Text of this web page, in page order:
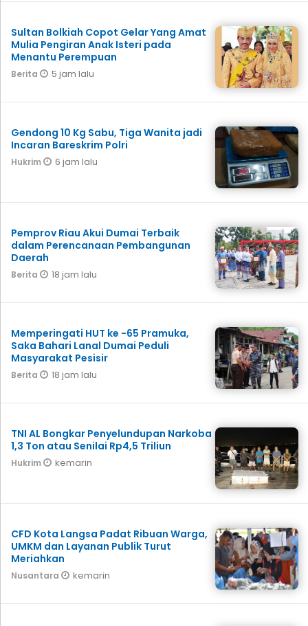
Sultan Bolkiah Copot Gelar Yang Amat
Mulia Pengiran Anak Isteri pada
Menantu Perempuan
Berita 5 jam lalu
Gendong 10 Kg Sabu, Tiga Wanita jadi
Incaran Bareskrim Polri
Hukrim 6 jam lalu
Pemprov Riau Akui Dumai Terbaik
dalam Perencanaan Pembangunan
Daerah
Berita 18 jam lalu
Memperingati HUT ke -65 Pramuka,
Saka Bahari Lanal Dumai Peduli
Masyarakat Pesisir
Berita 18 jam lalu
TNI AL Bongkar Penyelundupan Narkoba
1,3 Ton atau Senilai Rp4,5 Triliun
Hukrim kemarin
CFD Kota Langsa Padat Ribuan Warga,
UMKM dan Layanan Publik Turut
Meriahkan
Nusantara kemarin